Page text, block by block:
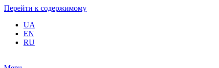
Перейти к содержимому
UA
EN
RU